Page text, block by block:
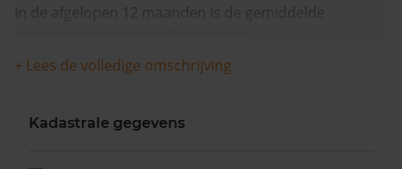
In de afgelopen 12 maanden is de gemiddelde
+ Lees de volledige omschrijving
Kadastrale gegevens